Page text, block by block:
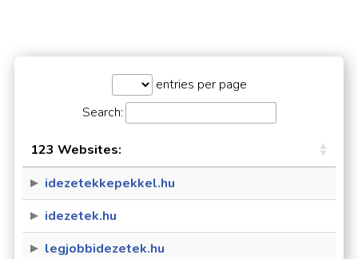
entries per page
Search:
123 Websites:
idezetekkepekkel.hu
idezetek.hu
legjobbidezetek.hu